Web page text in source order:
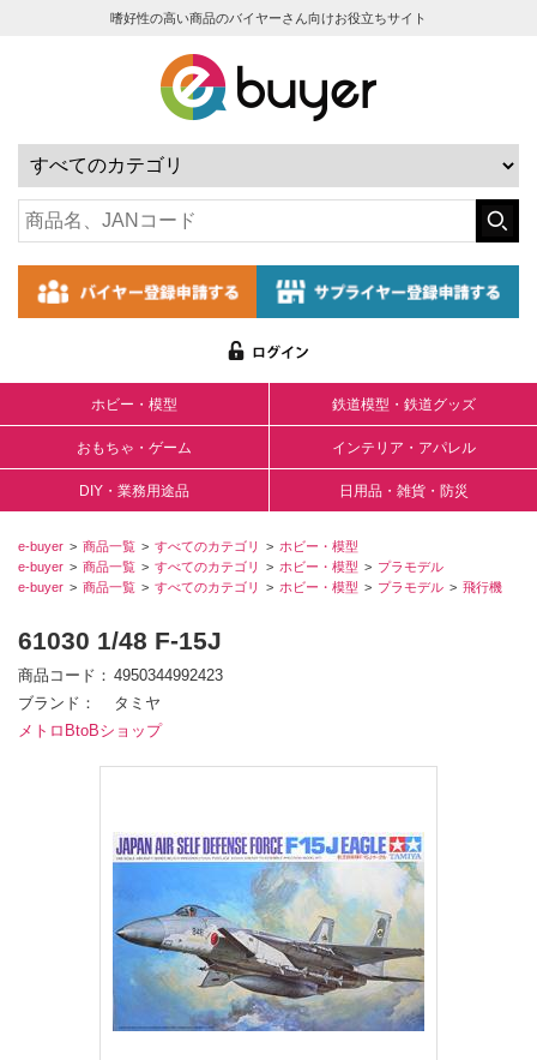
嗜好性の高い商品のバイヤーさん向けお役立ちサイト
ホビー・模型 鉄道模型・鉄道グッズ
おもちゃ・ゲーム インテリア・アパレル
DIY・業務用途品 日用品・雑貨・防災
e-buyer 商品一覧 すべてのカテゴリ
ホビー・模型
e-buyer
商品一覧 すべてのカテゴリ ホビー・模型
プラモデル
e-buyer
商品一覧 すべてのカテゴリ ホビー・模型 プラモデル 飛行機
61030 1/48 F-15J
商品コード
4950344992423
ブランド
タミヤ
メトロBtoBショップ